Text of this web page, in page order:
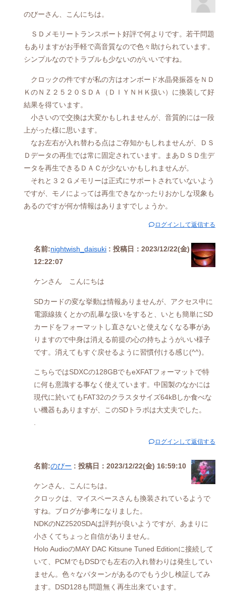
のびーさん、こんにちは。
ＳＤメモリートランスポート好評で何よりです。若干問題
もありますがお手軽で高音質なので色々助けられています。
シンプルなのでトラブルも少ないのがいいですね。
クロックの件ですが私の方はオンボード水晶発振器をＮＤ
ＫのＮＺ２５２０ＳＤＡ（ＤＩＹＮＨＫ扱い）に換装して好
結果を得ています。
小さいので交換は大変かもしれませんが、音質的には一段
上がった様に思います。
なお左右が入れ替わる点はご存知かもしれませんが、ＤＳ
Ｄデータの再生では常に固定されています。まあＤＳＤ生デ
ータを再生できるＤＡＣが少ないかもしれませんが。
それと３２Ｇメモリーは正式にサポートされていないよう
ですが、モノによっては再生できなかったりおかしな現象も
あるのですが何か情報はありますでしょうか。
ログインして返信する
名前:nightwish_daisuki : 投稿日：2023/12/22(金)
12:22:07
ケンさん こんにちは
SDカードの変な挙動は情報ありませんが、アクセス中に
電源線抜くとかの乱暴な扱いをすると、いとも簡単にSD
カードをフォーマットし直さないと使えなくなる事があ
りますので中身は消える前提の心の持ちようがいい様子
です。消えてもすぐ戻せるように習慣付ける感じ(^^)。
こちらではSDXCの128GBでもeXFATフォーマットで特
に何も意識する事なく使えています。中国製のなかには
現代に於いてもFAT32のクラスタサイズ64kBしか食べな
い機器もありますが、このSDトラポは大丈夫でした。
.
ログインして返信する
名前:のびー : 投稿日：2023/12/22(金) 16:59:10
ケンさん、こんにちは。
クロックは、マイスペースさんも換装されているようで
すね。ブログが参考になりました。
NDKのNZ2520SDAは評判が良いようですが、あまりに
小さくてちょっと自信がありません。
Holo AudioのMAY DAC Kitsune Tuned Editionに接続して
いて、PCMでもDSDでも左右の入れ替わりは発生してい
ません。色々なパターンがあるのでもう少し検証してみ
ます。DSD128も問題無く再生出来ています。